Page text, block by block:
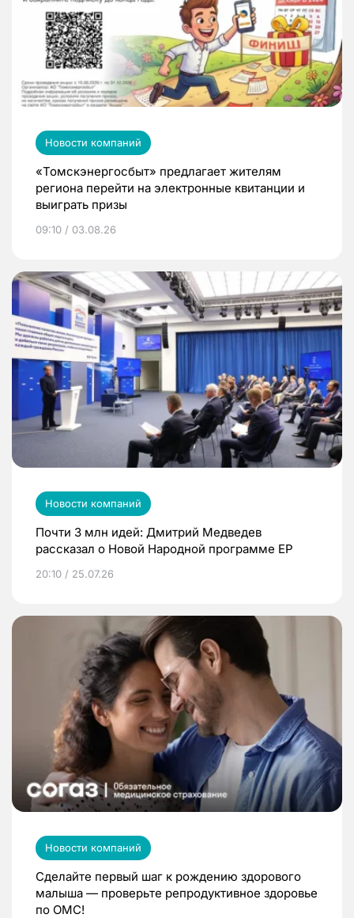
Новости компаний
«Томскэнергосбыт» предлагает жителям
региона перейти на электронные квитанции и
выиграть призы
09:10 / 03.08.26
Новости компаний
Почти 3 млн идей: Дмитрий Медведев
рассказал о Новой Народной программе ЕР
20:10 / 25.07.26
Новости компаний
Сделайте первый шаг к рождению здорового
малыша — проверьте репродуктивное здоровье
по ОМС!